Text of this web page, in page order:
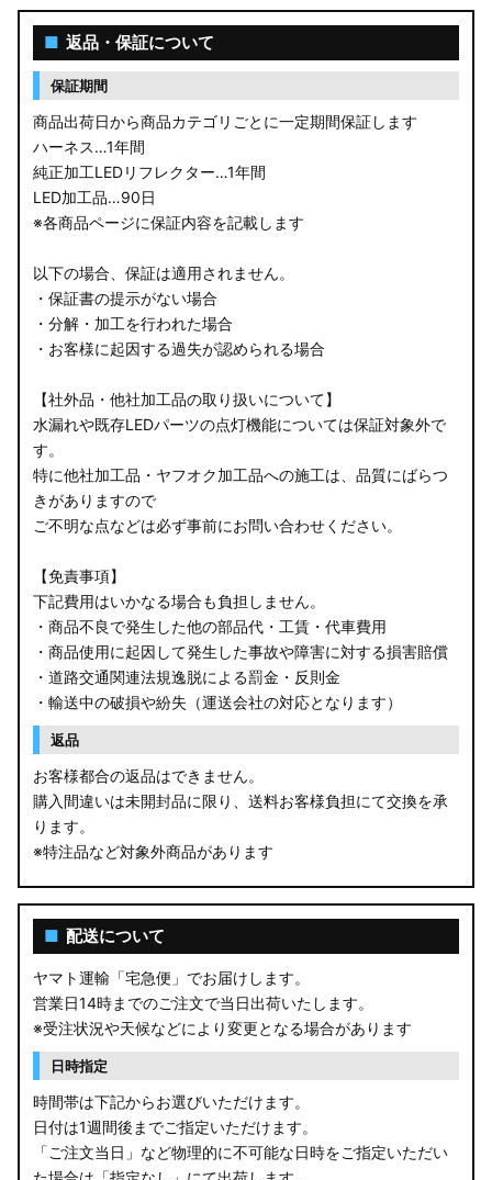
■ 返品・保証について
保証期間
商品出荷日から商品カテゴリごとに一定期間保証します
ハーネス…1年間
純正加工LEDリフレクター…1年間
LED加工品…90日
※各商品ページに保証内容を記載します
以下の場合、保証は適用されません。
・保証書の提示がない場合
・分解・加工を行われた場合
・お客様に起因する過失が認められる場合
【社外品・他社加工品の取り扱いについて】
水漏れや既存LEDパーツの点灯機能については保証対象外で
す。
特に他社加工品・ヤフオク加工品への施工は、品質にばらつ
きがありますので
ご不明な点などは必ず事前にお問い合わせください。
【免責事項】
下記費用はいかなる場合も負担しません。
・商品不良で発生した他の部品代・工賃・代車費用
・商品使用に起因して発生した事故や障害に対する損害賠償
・道路交通関連法規逸脱による罰金・反則金
・輸送中の破損や紛失（運送会社の対応となります）
返品
お客様都合の返品はできません。
購入間違いは未開封品に限り、送料お客様負担にて交換を承
ります。
※特注品など対象外商品があります
■ 配送について
ヤマト運輸「宅急便」でお届けします。
営業日14時までのご注文で当日出荷いたします。
※受注状況や天候などにより変更となる場合があります
日時指定
時間帯は下記からお選びいただけます。
日付は1週間後までご指定いただけます。
「ご注文当日」など物理的に不可能な日時をご指定いただい